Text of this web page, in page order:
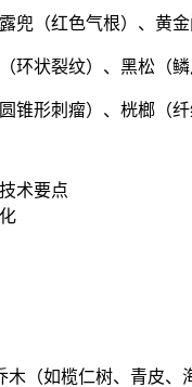
兜（红色气根）、黄
环状裂纹）、黑松（
锥形刺瘤）、桄榔（纤
术要点
木（如榄仁树、青皮、